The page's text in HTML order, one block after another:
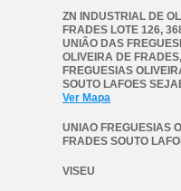
ZN INDUSTRIAL DE
FRADES LOTE 126,
UNIÃO DAS
OLIVEIRA DE FRADES,
FREGUESIAS
SOUTO LAFOES
Ver Mapa
UNIAO FREGUESIAS
FRADES SOUTO
VISEU